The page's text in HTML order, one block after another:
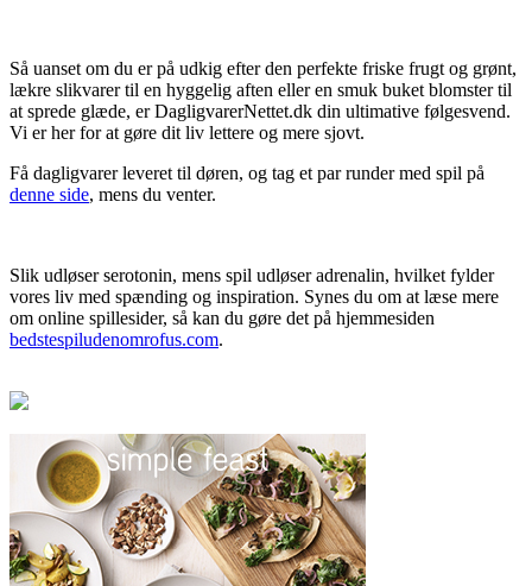
Så uanset om du er på udkig efter den perfekte friske frugt og grønt,
lækre slikvarer til en hyggelig aften eller en smuk buket blomster til
at sprede glæde, er DagligvarerNettet.dk din ultimative følgesvend.
Vi er her for at gøre dit liv lettere og mere sjovt.
Få dagligvarer leveret til døren, og tag et par runder med spil på
denne side, mens du venter.
Slik udløser serotonin, mens spil udløser adrenalin, hvilket fylder
vores liv med spænding og inspiration. Synes du om at læse mere
om online spillesider, så kan du gøre det på hjemmesiden
bedstespiludenomrofus.com.